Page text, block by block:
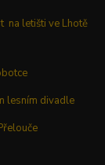
na letišti ve Lhotě
lesním divadle